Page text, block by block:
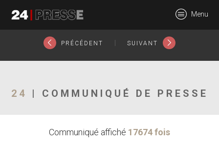
24Presse -
Communiqués de
Menu
PRÉCÉDENT SUIVANT
24 | COMMUNIQUÉ DE PRESSE
Communiqué affiché 17674 fois